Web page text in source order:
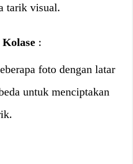
tarik visual.
Kolase :
foto dengan latar
untuk menciptakan